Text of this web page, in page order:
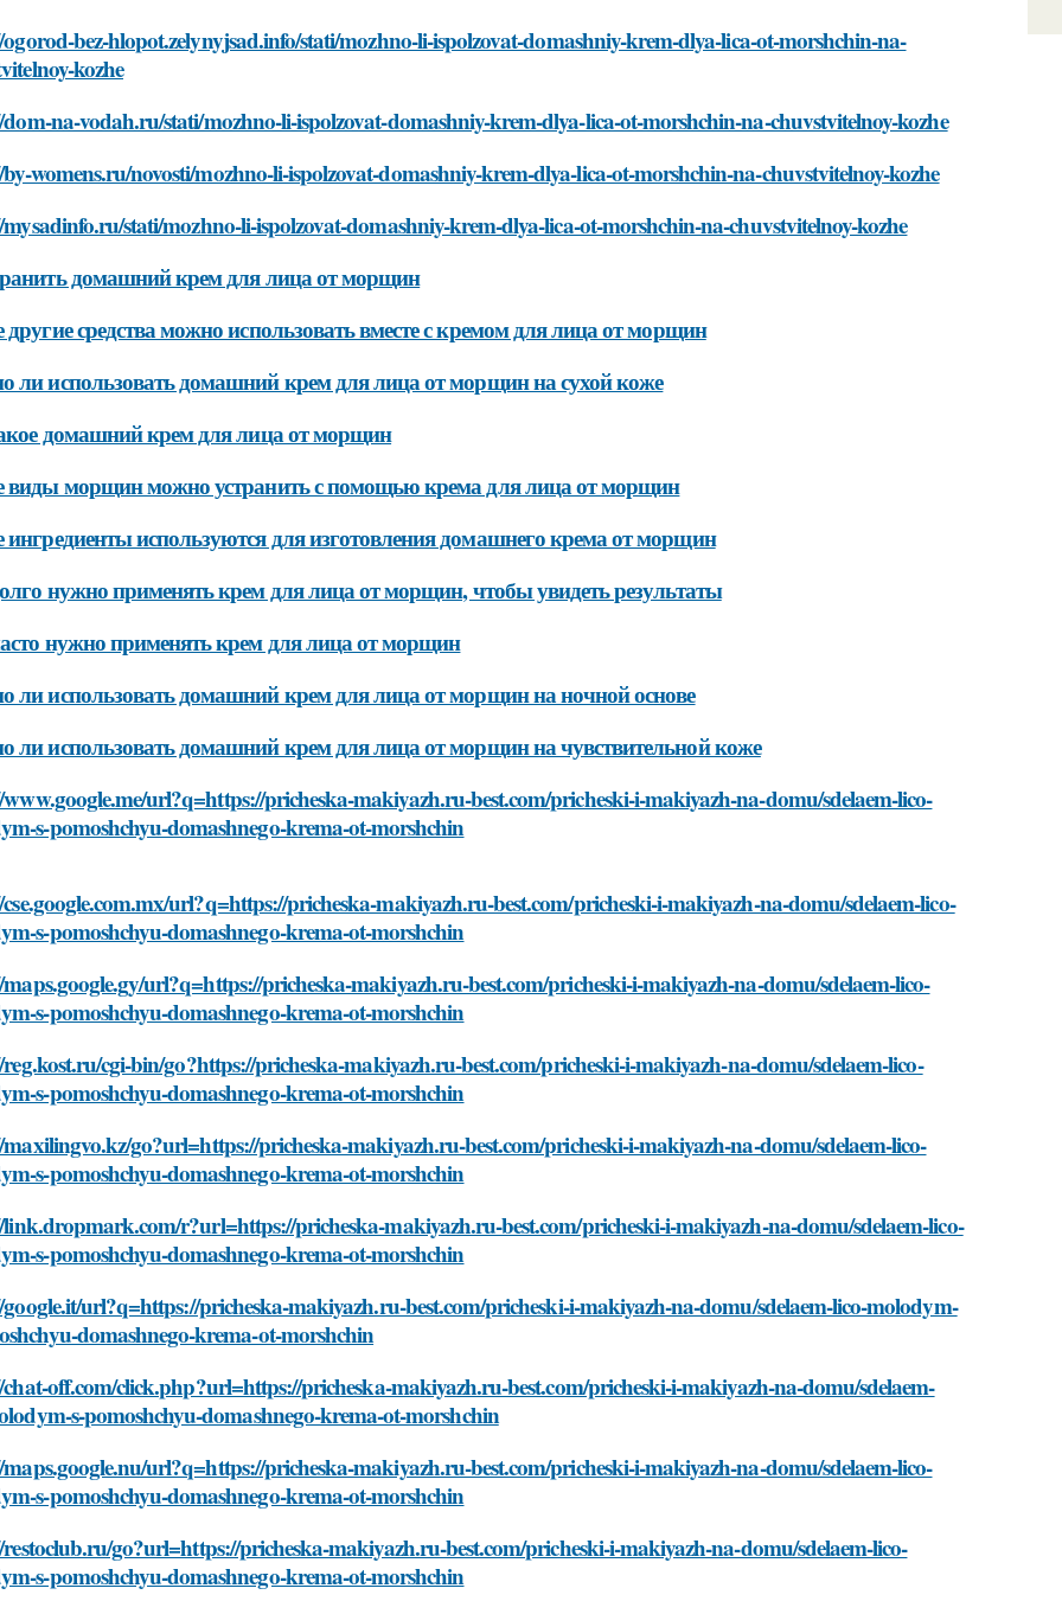
bez-hlopot.zelynyjsad.info/stati/mozhno-li-ispolzovat-domashniy-krem-dlya-lica-ot-morshchin-na-
kozhe
na-vodah.ru/stati/mozhno-li-ispolzovat-domashniy-krem-dlya-lica-ot-morshchin-na-chuvstvitelnoy-kozhe
womens.ru/novosti/mozhno-li-ispolzovat-domashniy-krem-dlya-lica-ot-morshchin-na-chuvstvitelnoy-kozhe
stati/mozhno-li-ispolzovat-domashniy-krem-dlya-lica-ot-morshchin-na-chuvstvitelnoy-kozhe
домашний крем для лица от морщин
средства можно использовать вместе с кремом для лица от морщин
ли использовать домашний крем для лица от морщин на сухой коже
домашний крем для лица от морщин
виды морщин можно устранить с помощью крема для лица от морщин
ингредиенты используются для изготовления домашнего крема от морщин
нужно применять крем для лица от морщин, чтобы увидеть результаты
нужно применять крем для лица от морщин
ли использовать домашний крем для лица от морщин на ночной основе
ли использовать домашний крем для лица от морщин на чувствительной коже
url?q=https://pricheska-makiyazh.ru-best.com/pricheski-i-makiyazh-na-domu/sdelaem-lico-
s-pomoshchyu-domashnego-krema-ot-morshchin
url?q=https://pricheska-makiyazh.ru-best.com/pricheski-i-makiyazh-na-domu/sdelaem-lico-
s-pomoshchyu-domashnego-krema-ot-morshchin
url?q=https://pricheska-makiyazh.ru-best.com/pricheski-i-makiyazh-na-domu/sdelaem-lico-
s-pomoshchyu-domashnego-krema-ot-morshchin
cgi-bin/go?https://pricheska-makiyazh.ru-best.com/pricheski-i-makiyazh-na-domu/sdelaem-lico-
s-pomoshchyu-domashnego-krema-ot-morshchin
go?url=https://pricheska-makiyazh.ru-best.com/pricheski-i-makiyazh-na-domu/sdelaem-lico-
s-pomoshchyu-domashnego-krema-ot-morshchin
r?url=https://pricheska-makiyazh.ru-best.com/pricheski-i-makiyazh-na-domu/sdelaem-lico-
s-pomoshchyu-domashnego-krema-ot-morshchin
url?q=https://pricheska-makiyazh.ru-best.com/pricheski-i-makiyazh-na-domu/sdelaem-lico-molodym-
domashnego-krema-ot-morshchin
off.com/click.php?url=https://pricheska-makiyazh.ru-best.com/pricheski-i-makiyazh-na-domu/sdelaem-
s-pomoshchyu-domashnego-krema-ot-morshchin
url?q=https://pricheska-makiyazh.ru-best.com/pricheski-i-makiyazh-na-domu/sdelaem-lico-
s-pomoshchyu-domashnego-krema-ot-morshchin
go?url=https://pricheska-makiyazh.ru-best.com/pricheski-i-makiyazh-na-domu/sdelaem-lico-
s-pomoshchyu-domashnego-krema-ot-morshchin